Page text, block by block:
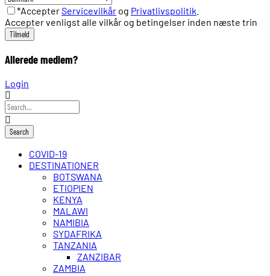
*AccepterServicevilkår og Privatlivspolitik
Accepter venligst alle vilkår og betingelser inden næste trin
Allerede medlem?
Login
COVID-19
DESTINATIONER
BOTSWANA
ETIOPIEN
KENYA
MALAWI
NAMIBIA
SYDAFRIKA
TANZANIA
ZANZIBAR
ZAMBIA